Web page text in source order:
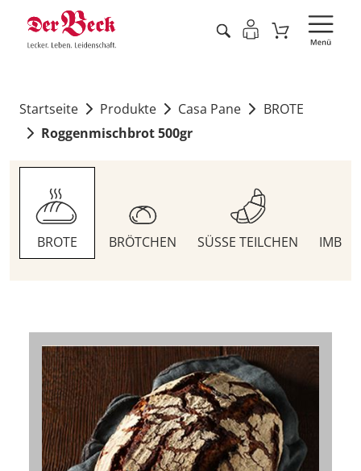
Startseite Produkte Casa Pane
BROTE
Roggenmischbrot 500gr
BROTE BRÖTCHEN SÜSSE TEILCHEN